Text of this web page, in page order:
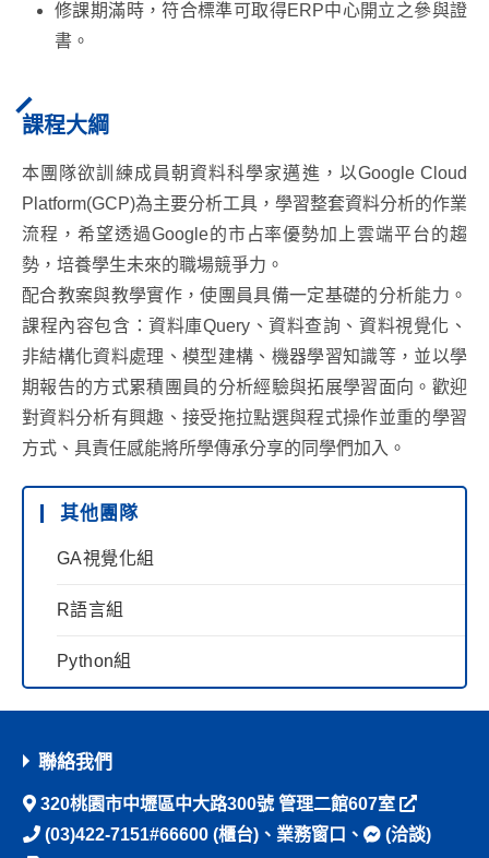
修課期滿時，符合標準可取得ERP中心開立之參與證
書。
課程大綱
本團隊欲訓練成員朝資料科學家邁進，以Google Cloud
Platform(GCP)為主要分析工具，學習整套資料分析的作業
流程，希望透過Google的市占率優勢加上雲端平台的趨
勢，培養學生未來的職場競爭力。
配合教案與教學實作，使團員具備一定基礎的分析能力。
課程內容包含：資料庫Query、資料查詢、資料視覺化、
非結構化資料處理、模型建構、機器學習知識等，並以學
期報告的方式累積團員的分析經驗與拓展學習面向。歡迎
對資料分析有興趣、接受拖拉點選與程式操作並重的學習
方式、具責任感能將所學傳承分享的同學們加入。
其他團隊
GA視覺化組
R語言組
Python組
聯絡我們
320桃園市中壢區中大路300號 管理二館607室
(03)422-7151#66600 (櫃台)、 業務窗口 、
(洽談)